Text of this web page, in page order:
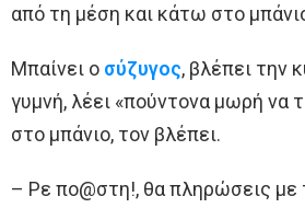
από τη μέση και κάτω στο
Μπαίνει ο σύζυγος, βλέπει την
γυμνή, λέει «πούντονα μωρή να
στο μπάνιο, τον βλέπει.
– Ρε πο@στη!, θα πληρώσεις με